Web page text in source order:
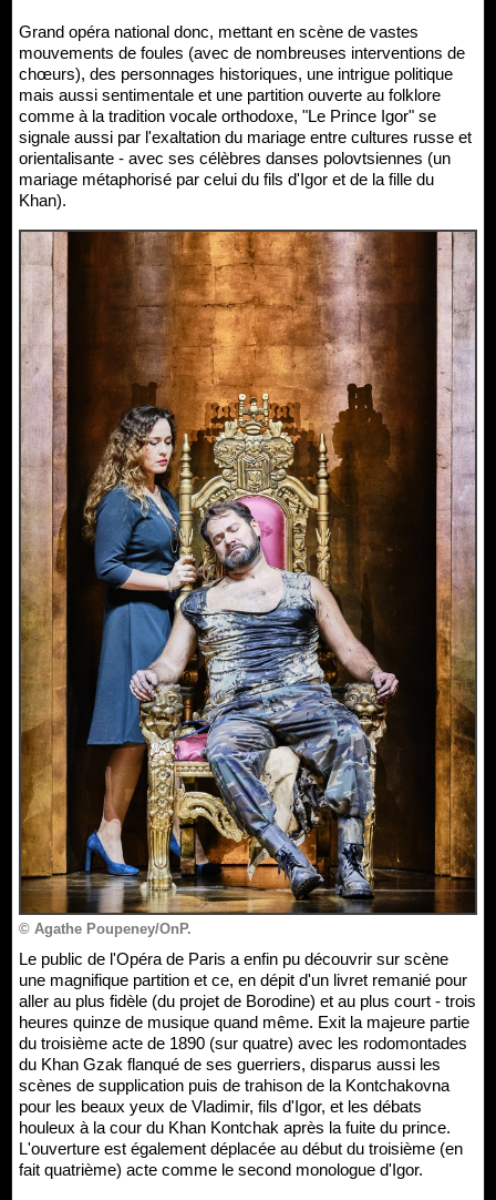
Grand opéra national donc, mettant en scène de vastes
mouvements de foules (avec de nombreuses interventions de
chœurs), des personnages historiques, une intrigue politique
mais aussi sentimentale et une partition ouverte au folklore
comme à la tradition vocale orthodoxe, "Le Prince Igor" se
signale aussi par l'exaltation du mariage entre cultures russe et
orientalisante - avec ses célèbres danses polovtsiennes (un
mariage métaphorisé par celui du fils d'Igor et de la fille du
Khan).
© Agathe Poupeney/OnP.
Le public de l'Opéra de Paris a enfin pu découvrir sur scène
une magnifique partition et ce, en dépit d'un livret remanié pour
aller au plus fidèle (du projet de Borodine) et au plus court - trois
heures quinze de musique quand même. Exit la majeure partie
du troisième acte de 1890 (sur quatre) avec les rodomontades
du Khan Gzak flanqué de ses guerriers, disparus aussi les
scènes de supplication puis de trahison de la Kontchakovna
pour les beaux yeux de Vladimir, fils d'Igor, et les débats
houleux à la cour du Khan Kontchak après la fuite du prince.
L'ouverture est également déplacée au début du troisième (en
fait quatrième) acte comme le second monologue d'Igor.